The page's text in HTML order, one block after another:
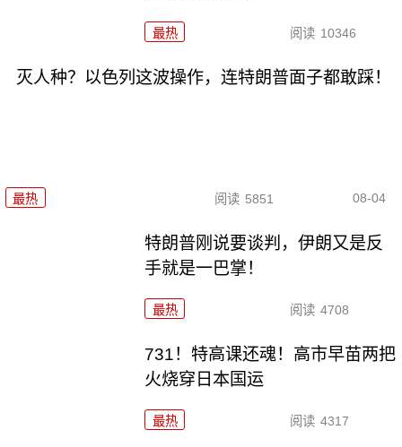
最热 阅读 10346
灭人种？以色列这波操作，连特朗普面子都敢踩！
最热 阅读 5851 08-04
特朗普刚说要谈判，伊朗又是反
手就是一巴掌！
最热 阅读 4708
731！特高课还魂！高市早苗两把
火烧穿日本国运
最热 阅读 4317